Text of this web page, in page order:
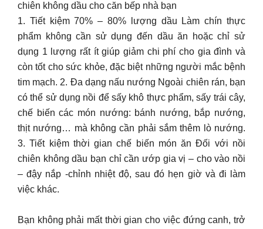
chiên không dầu cho căn bếp nhà bạn
1. Tiết kiệm 70% – 80% lượng dầu Làm chín thực
phẩm không cần sử dụng đến dầu ăn hoặc chỉ sử
dụng 1 lượng rất ít giúp giảm chi phí cho gia đình và
còn tốt cho sức khỏe, đặc biệt những người mắc bệnh
tim mạch. 2. Đa dạng nấu nướng Ngoài chiên rán, bạn
có thể sử dụng nồi để sấy khô thực phẩm, sấy trái cây,
chế biến các món nướng: bánh nướng, bắp nướng,
thịt nướng… mà không cần phải sắm thêm lò nướng.
3. Tiết kiệm thời gian chế biến món ăn Đối với nồi
chiên không dầu bạn chỉ cần ướp gia vị – cho vào nồi
– đậy nắp -chỉnh nhiệt độ, sau đó hẹn giờ và đi làm
việc khác.
Bạn không phải mất thời gian cho việc đứng canh, trở